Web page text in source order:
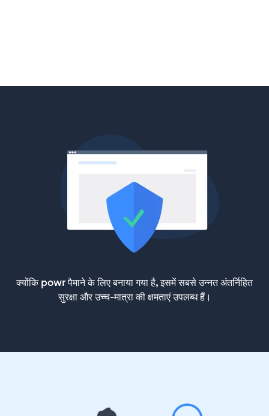
क्योंकि powr पैमाने के लिए बनाया गया है, इसमें सबसे उन्नत अंतर्निहित
सुरक्षा और उच्च-मात्रा की क्षमताएं उपलब्ध हैं।